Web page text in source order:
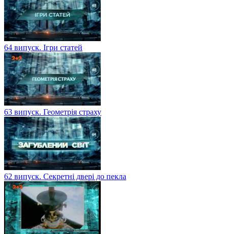
64 випуск. Ігри статей
63 випуск. Геометрія страху
62 випуск. Секретні двері до пекла